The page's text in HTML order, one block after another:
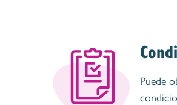
Puede